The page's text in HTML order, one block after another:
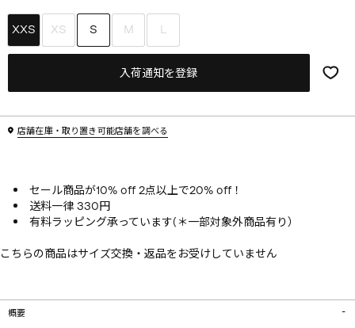
XXS XS S M L
入荷通知を登録
店舗在庫・取り置き可能店舗を調べる
セール商品が10% off 2点以上で20% off！
送料一律 330円
有料ラッピング承っています(＊一部対象外商品有り）
こちらの商品はサイズ交換・返品をお受けしていません
概要